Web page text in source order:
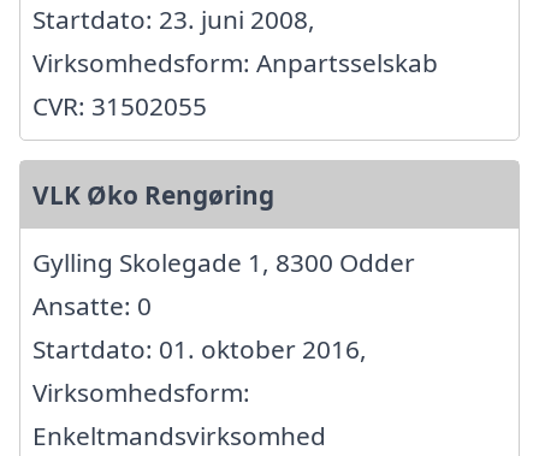
Startdato: 23. juni 2008,
Virksomhedsform: Anpartsselskab
CVR: 31502055
VLK Øko Rengøring
Gylling Skolegade 1, 8300 Odder
Ansatte: 0
Startdato: 01. oktober 2016,
Virksomhedsform:
Enkeltmandsvirksomhed